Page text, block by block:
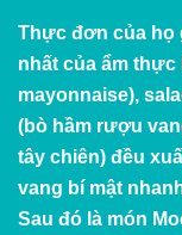
Thực đơn của họ
nhất của ẩm
mayonnaise),
(bò hầm rượu
tây chiên) đều
vang bí mật
Sau đó là món